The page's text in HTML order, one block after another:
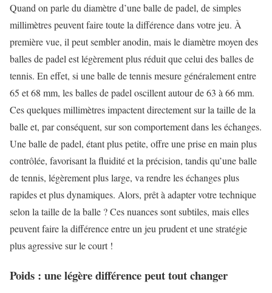
Quand on parle du diamètre d’une balle de padel, de simples
millimètres peuvent faire toute la différence dans votre jeu. À
première vue, il peut sembler anodin, mais le diamètre moyen des
balles de padel est légèrement plus réduit que celui des balles de
tennis. En effet, si une balle de tennis mesure généralement entre
65 et 68 mm, les balles de padel oscillent autour de 63 à 66 mm.
Ces quelques millimètres impactent directement sur la taille de la
balle et, par conséquent, sur son comportement dans les échanges.
Une balle de padel, étant plus petite, offre une prise en main plus
contrôlée, favorisant la fluidité et la précision, tandis qu’une balle
de tennis, légèrement plus large, va rendre les échanges plus
rapides et plus dynamiques. Alors, prêt à adapter votre technique
selon la taille de la balle ? Ces nuances sont subtiles, mais elles
peuvent faire la différence entre un jeu prudent et une stratégie
plus agressive sur le court !
Poids : une légère différence peut tout changer